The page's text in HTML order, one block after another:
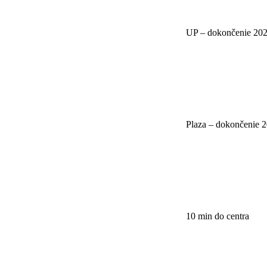
UP – dokončenie
Plaza – dokončenie
10 min do centra